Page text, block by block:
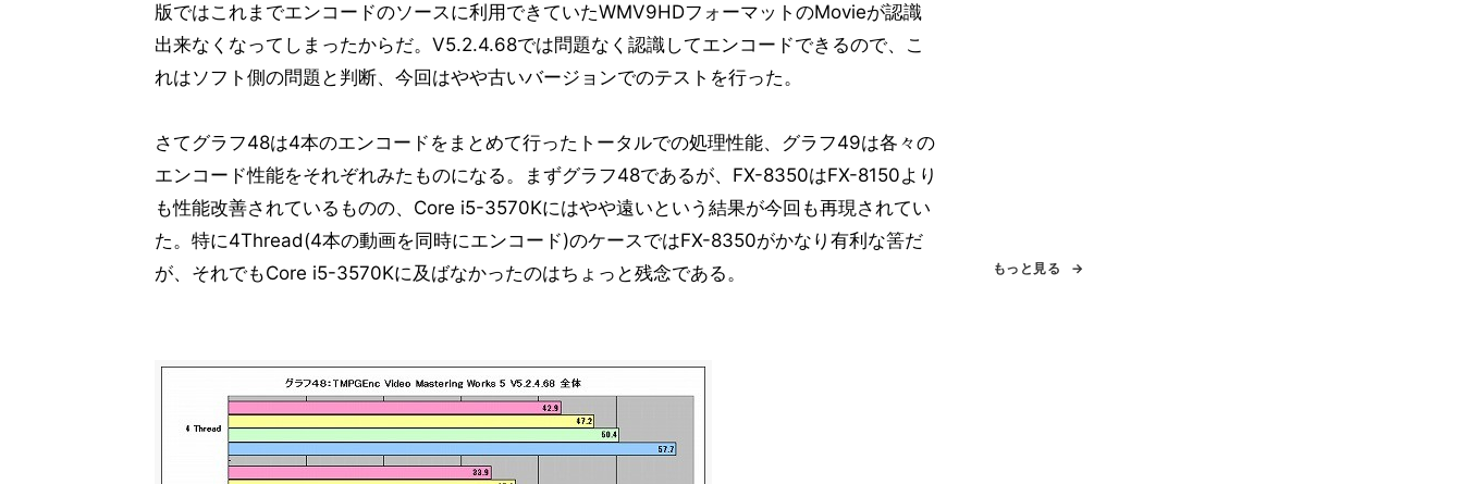
18 MainConcept Reference 2.20+H.264/AVC Pro
19 消費電力
20 考察
版ではこれまでエンコードのソースに利用できていたWMV9HDフォーマットのMovieが認識
出来なくなってしまったからだ。V5.2.4.68では問題なく認識してエンコードできるので、こ
れはソフト側の問題と判断、今回はやや古いバージョンでのテストを行った。
さてグラフ48は4本のエンコードをまとめて行ったトータルでの処理性能、グラフ49は各々の
エンコード性能をそれぞれみたものになる。まずグラフ48であるが、FX-8350はFX-8150より
も性能改善されているものの、Core i5-3570Kにはやや遠いという結果が今回も再現されてい
た。特に4Thread(4本の動画を同時にエンコード)のケースではFX-8350がかなり有利な筈だ
が、それでもCore i5-3570Kに及ばなかったのはちょっと残念である。
もっと見る